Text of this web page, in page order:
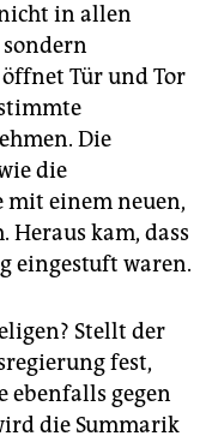
in allen
Tür und Tor
Die
die
mit einem neuen,
Heraus kam, dass
eingestuft waren.
Stellt der
fest,
ebenfalls gegen
die Summarik